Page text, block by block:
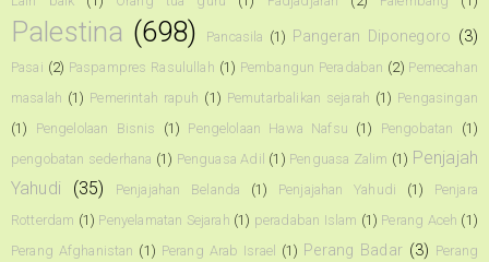
Palestina (698) Pancasila (1) Pangeran Diponegoro (3)
Pasai (2) Paspampres Rasulullah (1) Pembangun Peradaban (2) Pemecahan
masalah (1) Pemerintah rapuh (1) Pemutarbalikan sejarah (1) Pengasingan
(1)
Pengelolaan Bisnis (1) Pengelolaan Hawa Nafsu (1) Pengobatan
(1)
pengobatan sederhana (1) Penguasa Adil (1) Penguasa Zalim (1) Penjajah
Yahudi
(35) Penjajahan Belanda (1) Penjajahan Yahudi (1)
Penjara
Rotterdam (1) Penyelamatan Sejarah (1) peradaban Islam (1) Perang Aceh (1)
Perang Afghanistan (1) Perang Arab Israel (1) Perang Badar (3) Perang